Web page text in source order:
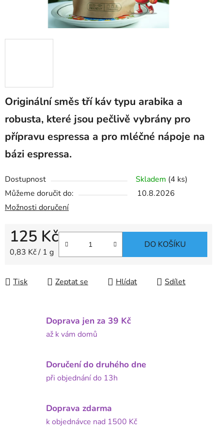
Originální směs tří káv typu arabika a
robusta, které jsou pečlivě vybrány pro
přípravu espressa a pro mléčné nápoje na
bázi espressa.
Dostupnost Skladem (4 ks)
Můžeme doručit do:
10.8.2026
Možnosti doručení
125 Kč
Měrná cena:
0,83 Kč / 1 g
DO KOŠÍKU
Tisk Zeptat se Hlídat Sdílet
Doprava jen za 39 Kč
až k vám domů
Doručení do druhého dne
při objednání do 13h
Doprava zdarma
k objednávce nad 1500 Kč